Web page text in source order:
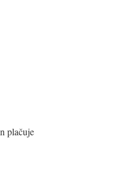
plačuje